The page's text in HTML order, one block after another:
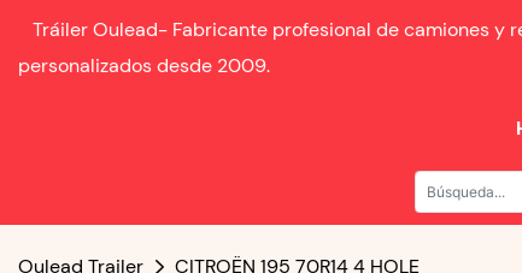
Tráiler Oulead- Fabricante profesional de camiones y
personalizados desde 2009.
Oulead Trailer CITROËN 195 70R14 4 HOLE